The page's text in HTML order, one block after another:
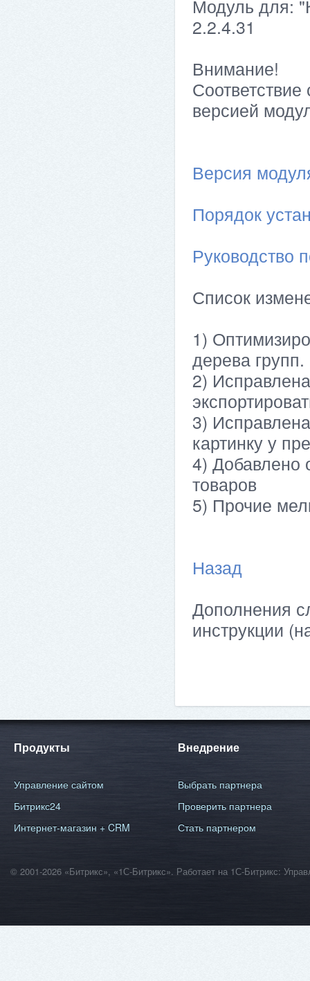
Модуль для:
2.2.4.31
Внимание!
версией
Версия
Порядок
Руководство
Список
1)
дерева групп.
2)
3)
картинку у
4) Добавлено
товаров
5) Прочие
Назад
Дополнения
инструкции
Продукты
Управление сайтом
Битрикс24
Интернет-магазин + CRM
Внедрение
Выбрать партнера
Проверить партнера
Стать партнером
© 2001-2026 «Битрикс», «1С-Битрикс». Работает на 1С-Битрикс: